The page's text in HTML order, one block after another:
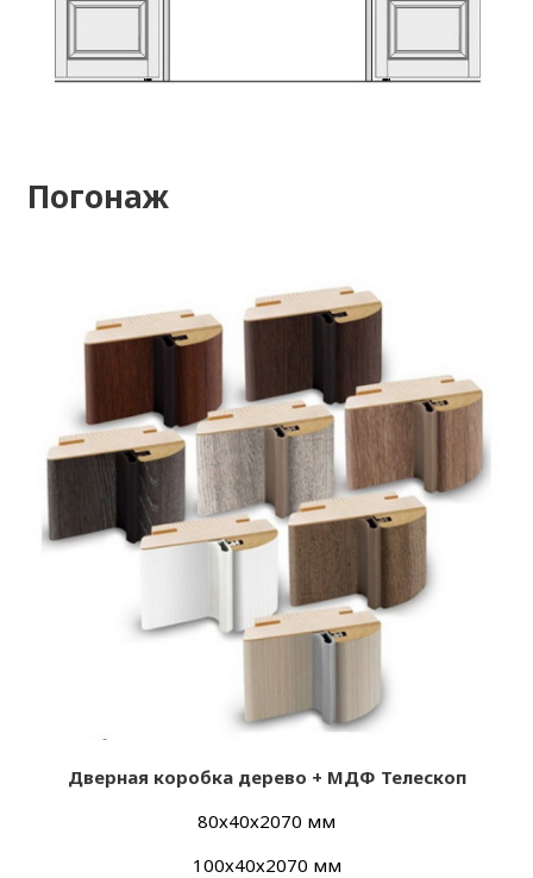
Погонаж
Дверная коробка дерево + МДФ Телескоп
80х40х2070 мм
100х40х2070 мм